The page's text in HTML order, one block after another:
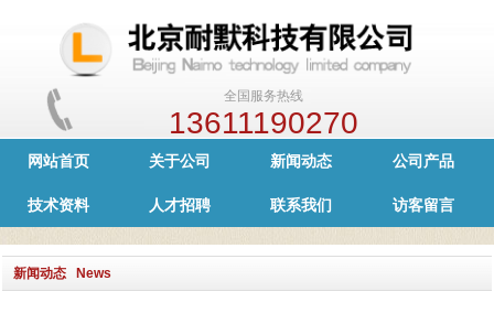
全国服务热线
13611190270
网站首页 关于公司 新闻动态 公司产品
技术资料 人才招聘 联系我们 访客留言
新闻动态 News